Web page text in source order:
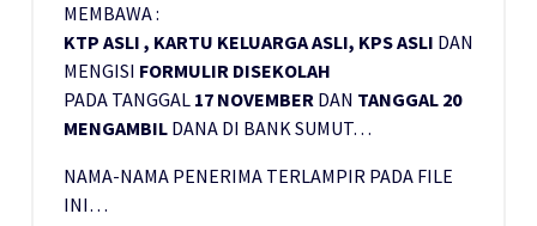
MEMBAWA :
KTP ASLI , KARTU KELUARGA ASLI, KPS ASLI DAN
MENGISI FORMULIR DISEKOLAH
PADA TANGGAL 17 NOVEMBER DAN TANGGAL 20
MENGAMBIL DANA DI BANK SUMUT…
NAMA-NAMA PENERIMA TERLAMPIR PADA FILE
INI…